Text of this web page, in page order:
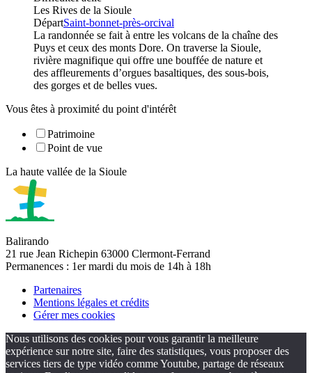
Les Rives de la Sioule
DépartSaint-bonnet-près-orcival
La randonnée se fait à entre les volcans de la chaîne des
Puys et ceux des monts Dore. On traverse la Sioule,
rivière magnifique qui offre une bouffée de nature et
des affleurements d’orgues basaltiques, des sous-bois,
des gorges et de belles vues.
Vous êtes à proximité du point d'intérêt
Patrimoine
Point de vue
La haute vallée de la Sioule
Balirando
21 rue Jean Richepin 63000 Clermont-Ferrand
Permanences : 1er mardi du mois de 14h à 18h
Partenaires
Mentions légales et crédits
Gérer mes cookies
Nous utilisons des cookies pour vous garantir la meilleure
expérience sur notre site, faire des statistiques, vous proposer des
services tiers de type vidéo comme Youtube, partage de réseaux